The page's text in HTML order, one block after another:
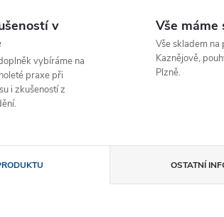
v
vybíráme na
praxe při
i zkušeností z
Vše máme
Vše skladem na
Kaznějově,
Plzně.
OSTATNÍ